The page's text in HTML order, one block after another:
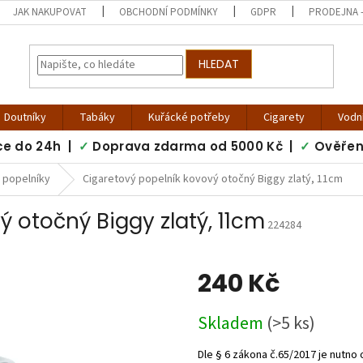
JAK NAKUPOVAT OBCHODNÍ PODMÍNKY GDPR PRODEJNA
HLEDAT
Doutníky Tabáky Kuřácké potřeby Cigarety
do 24h | ✓ Doprava zdarma od 5000 Kč | ✓
Cigaretový popelník kovový otočný Biggy zlatý, 11cm
Biggy zlatý, 11cm 224284
240 Kč
cena:
Skladem (>5 ks)